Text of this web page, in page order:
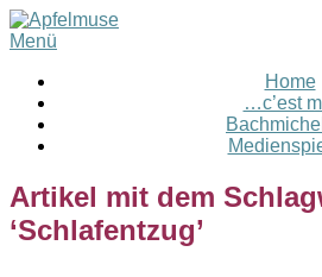
Menü
Home
…c’est
Artikel mit dem
‘Schlafentzug’